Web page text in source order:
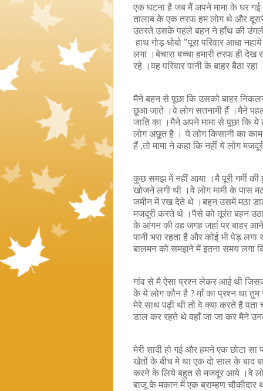
एक घटना है जब मैं अपने मामा के घर गई
तालाब के एक तरफ हम लोग थे और
उतरते उसके पहले बहन ने हाँथ की
हाथ गोड़ धोबो "पूरा परिवार आधा
लगा ।बेचारा बच्चा हमारी तरफ ही
रहे ।वह परिवार पानी के बाहर बैठा
मैने बहन से पूछा कि उसको बाहर
छुआ जाते ।वे लोग सतनामी हैं ।मैने
जाति का ।मैने अपने मामा से पूछा कि
लोग अछूत है । ये लोग किसानी का
हैं ,तो मामा ने कहा कि नहीं ये लोग
कुछ समझ में नहीं आया ।मै पूरी गर्मी की
खोजने लगी थी ।वे लोग मामी के पास
जमीन में रख देते थे ।बहन उसमें मठा
मजदूरी करते थे ।पैसे को तूरंत बहन
के आंगन की वह जगह जहां पर बाहर
पानी भरा रहता है और कोई भी पेड़ लगा
बालमन को समझने में इतना समय लगा
गांव से मै ऐसा प्रश्न लेकर आई थी
के ये लोग कौन है ? माँ का प्रश्न था
मेरे साथ पढ़ी थी तो वे क्या करते है पता
डाल कर रहते थे वहाँ जा जा कर मैने
मेरी शादी हो गई और हमने एक छोटा
खेतों के बीच मे था एक दो साल के बाद
करने के लिये बहुत से मजदूर आये ।वे
बाजू के मकान में एक ब्राम्हण